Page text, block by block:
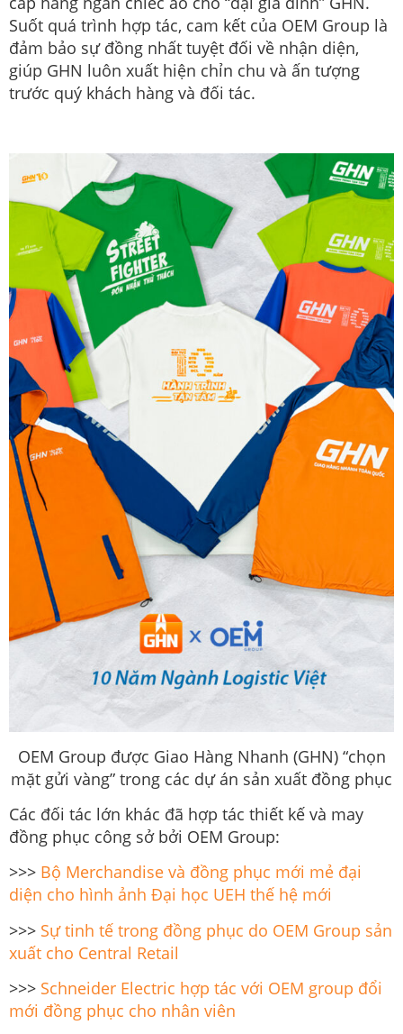
Suốt quá trình hợp tác, cam kết của OEM Group là
đảm bảo sự đồng nhất tuyệt đối về nhận diện,
giúp GHN luôn xuất hiện chỉn chu và ấn tượng
trước quý khách hàng và đối tác.
OEM Group được Giao Hàng Nhanh (GHN) “chọn
mặt gửi vàng” trong các dự án sản xuất đồng phục
Các đối tác lớn khác đã hợp tác thiết kế và may
đồng phục công sở bởi OEM Group:
>>> Bộ Merchandise và đồng phục mới mẻ đại
diện cho hình ảnh Đại học UEH thế hệ mới
>>> Sự tinh tế trong đồng phục do OEM Group sản
xuất cho Central Retail
>>> Schneider Electric hợp tác với OEM group đổi
mới đồng phục cho nhân viên